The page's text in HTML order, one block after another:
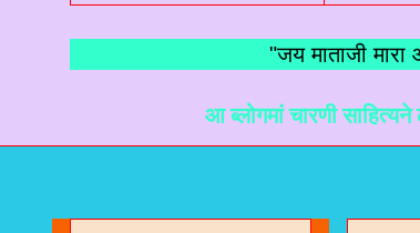
"जय माताजी मारा आ
आ ब्लोगमां चारणी साहित्यने लगती